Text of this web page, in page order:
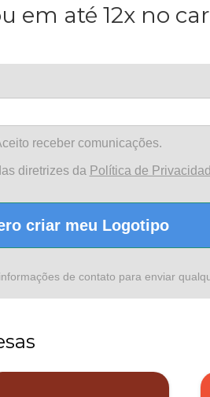
em até 12x no
receber comunicações.
diretrizes da Política de
criar meu Logotipo
de contato para enviar